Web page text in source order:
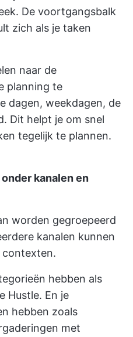
De voortgangsbalk
zich als je taken
naar de
planning te
dagen, weekdagen, de
Dit helpt je om snel
tegelijk te plannen.
kanalen en
worden gegroepeerd
kanalen kunnen
hebben als
Hustle. En je
hebben zoals
met